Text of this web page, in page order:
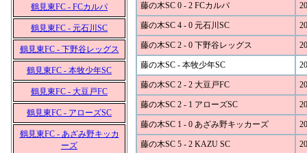
鶴見東FC - FCカルパ
鶴見東FC - 元石川SC
鶴見東FC - 下野谷レッグス
鶴見東FC - 本牧少年SC
鶴見東FC - 大豆戸FC
鶴見東FC - アローズSC
鶴見東FC - あざみ野キッカ
ーズ
藤の木SC 0 - 2 FCカルパ
藤の木SC 4 - 0 元石川SC
藤の木SC 2 - 0 下野谷レッグス
藤の木SC - 本牧少年SC
藤の木SC 2 - 2 大豆戸FC
藤の木SC 2 - 1 アローズSC
藤の木SC 1 - 0 あざみ野キッカーズ
藤の木SC 5 - 2 KAZU SC